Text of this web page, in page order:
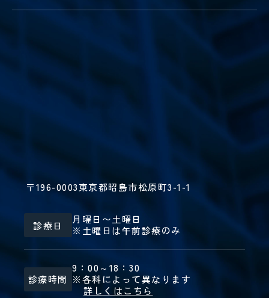
〒196-0003東京都昭島市松原町3-1-1
診療日
月曜日〜土曜日
※土曜日は午前診療のみ
診療時間
9：00～18：30
※各科によって異なります
詳しくはこちら